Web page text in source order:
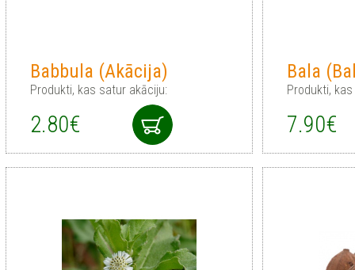
Babbula (Akācija)
Produkti, kas satur akāciju:
2.80€
Bala
Produkti,
7.90€